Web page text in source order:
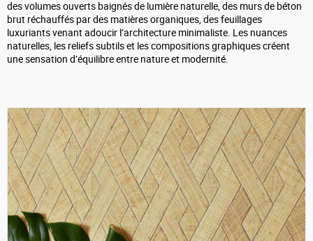
des volumes ouverts baignés de lumière naturelle, des murs de béton
brut réchauffés par des matières organiques, des feuillages
luxuriants venant adoucir l’architecture minimaliste. Les nuances
naturelles, les reliefs subtils et les compositions graphiques créent
une sensation d’équilibre entre nature et modernité.